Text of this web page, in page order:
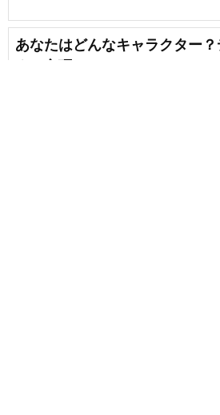
あなたはどんなキャラクター